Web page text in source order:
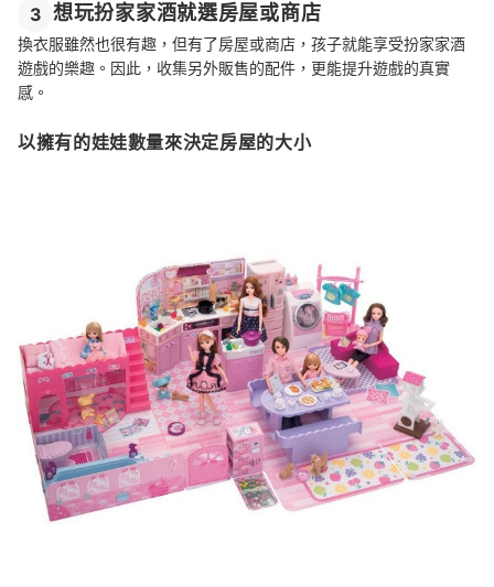
3 想玩扮家家酒就選房屋或商店
換衣服雖然也很有趣，但有了房屋或商店，孩子就能享受扮家家酒
遊戲的樂趣。因此，收集另外販售的配件，更能提升遊戲的真實
感。
以擁有的娃娃數量來決定房屋的大小